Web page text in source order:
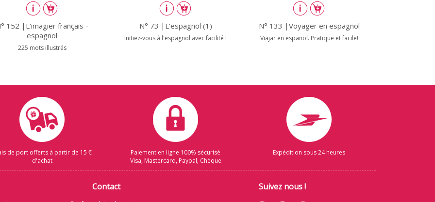
152 |L'imagier français -
espagnol
225 mots illustrés
N° 73 |L'espagnol (1)
Initiez-vous à l'espagnol avec facilité !
N° 133 |Voyager en espagnol
Viajar en espanol. Pratique et facile!
de port offerts à partir de 15 €
d'achat
Paiement en ligne 100% sécurisé
Visa, Mastercard, Paypal, Chèque
Expédition sous 24 heures
Contact Suivez nous !